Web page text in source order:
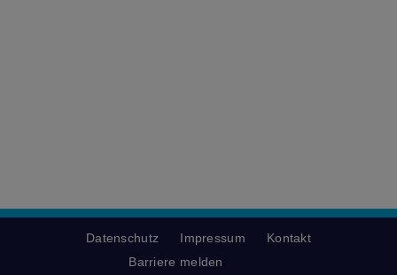
Datenschutz Impressum
Kontakt
Barriere melden